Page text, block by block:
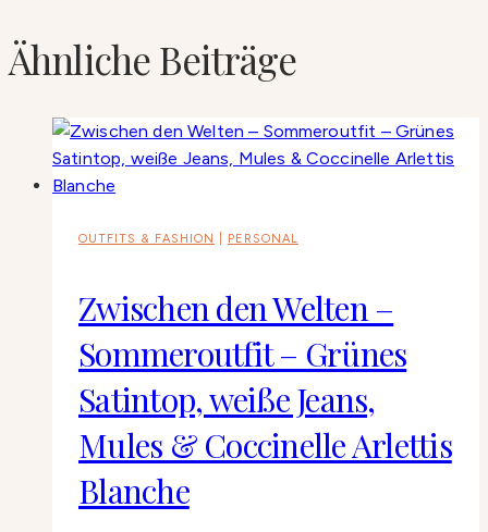
Ähnliche Beiträge
OUTFITS & FASHION PERSONAL
Zwischen den Welten –
Sommeroutfit – Grünes
Satintop, weiße Jeans,
Mules & Coccinelle Arlettis
Blanche